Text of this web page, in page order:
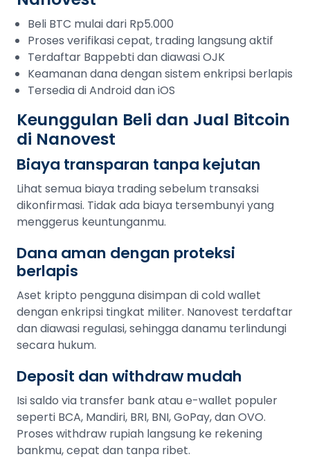
Beli BTC mulai dari Rp5.000
Proses verifikasi cepat, trading langsung aktif
Terdaftar Bappebti dan diawasi OJK
Keamanan dana dengan sistem enkripsi berlapis
Tersedia di Android dan iOS
Keunggulan Beli dan Jual Bitcoin
di Nanovest
Biaya transparan tanpa kejutan
Lihat semua biaya trading sebelum transaksi
dikonfirmasi. Tidak ada biaya tersembunyi yang
menggerus keuntunganmu.
Dana aman dengan proteksi
berlapis
Aset kripto pengguna disimpan di cold wallet
dengan enkripsi tingkat militer. Nanovest terdaftar
dan diawasi regulasi, sehingga danamu terlindungi
secara hukum.
Deposit dan withdraw mudah
Isi saldo via transfer bank atau e-wallet populer
seperti BCA, Mandiri, BRI, BNI, GoPay, dan OVO.
Proses withdraw rupiah langsung ke rekening
bankmu, cepat dan tanpa ribet.